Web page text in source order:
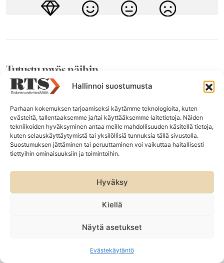
Hallinnoi suostumusta
Parhaan kokemuksen tarjoamiseksi käytämme teknologioita, kuten
evästeitä, tallentaaksemme ja/tai käyttääksemme laitetietoja. Näiden
tekniikoiden hyväksyminen antaa meille mahdollisuuden käsitellä tietoja,
kuten selauskäyttäytymistä tai yksilöllisiä tunnuksia tällä sivustolla.
Suostumuksen jättäminen tai peruuttaminen voi vaikuttaa haitallisesti
tiettyihin ominaisuuksiin ja toimintoihin.
Hyväksy
Kiellä
Näytä asetukset
Evästekäytäntö
Tutustu myös näihin
Lomaviesti: Hyvää heinäkuuta!
Henkilökuntamme viettää kesälomaa heinäkuussa.